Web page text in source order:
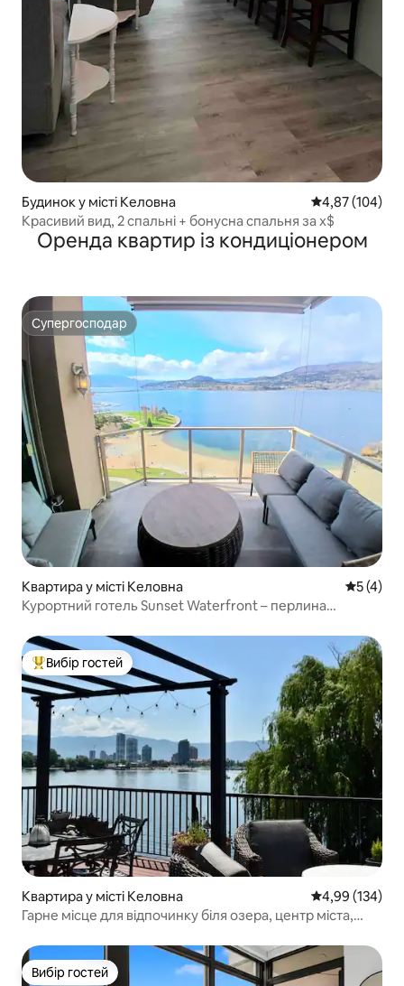
Будинок у місті Келовна Середня
4,87 (104)
Красивий вид, 2 спальні + бонусна спальня за x$
Оренда квартир із кондиціонером
Супергосподар
Супергосподар
Квартира у місті Келовна Середня
5 (4)
Курортний готель Sunset Waterfront – перлина
Топ вибір гостей
Вибір гостей
Квартира у місті Келовна Середня
4,99 (134)
Гарне місце для відпочинку біля озера, центр міста,
Вибір гостей
Вибір гостей